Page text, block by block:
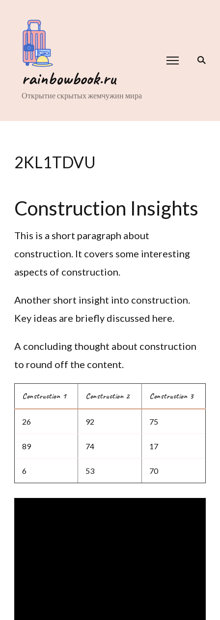
rainbowbook.ru
Открытие скрытых жемчужин мира
2KL1TDVU
Construction Insights
This is a short paragraph about
construction. It covers some interesting
aspects of construction.
Another short insight into construction.
Key ideas are briefly discussed here.
A concluding thought about construction
to round off the content.
Construction 1 Construction 2 Construction 3
26 92 75
89 74 17
6 53 70